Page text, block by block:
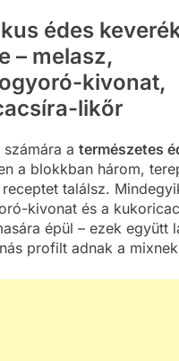
édes
– melasz,
kivonat,
likőr
a természetes
a blokkban három,
találsz.
kivonat és a
épül – ezek együtt
profilt adnak a